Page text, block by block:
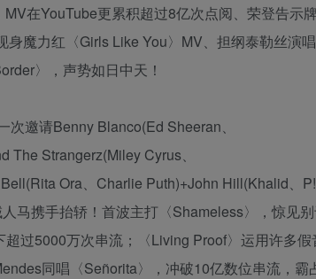
在YouTube更累积超过8亿次点阅、荣登告示
魔力红〈Girls Like You〉MV、担纲泰勒丝演
〉，声势如日中天！
邀请Benny Blanco(Ed Sheeran、
Strangerz(Miley Cyrus、
Ora、Charlie Puth)+John Hill(Khalid、
马携手抬轿！首波主打〈Shameless〉，惊见
过5000万次串流；〈Living Proof〉运用许多
同唱〈Señorita〉，冲破10亿数位串流，霸